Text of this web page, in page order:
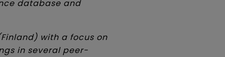
database and
with a focus on
in several peer-